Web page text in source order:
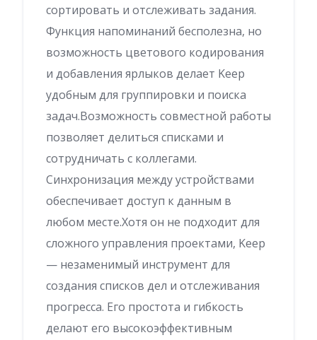
сортировать и отслеживать задания.
Функция напоминаний бесполезна, но
возможность цветового кодирования
и добавления ярлыков делает Keep
удобным для группировки и поиска
задач.Возможность совместной работы
позволяет делиться списками и
сотрудничать с коллегами.
Синхронизация между устройствами
обеспечивает доступ к данным в
любом месте.Хотя он не подходит для
сложного управления проектами, Keep
— незаменимый инструмент для
создания списков дел и отслеживания
прогресса. Его простота и гибкость
делают его высокоэффективным